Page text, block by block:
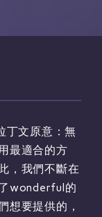
丁文原意：無
最適合的方
，我們不斷在
wonderful的
想要提供的，